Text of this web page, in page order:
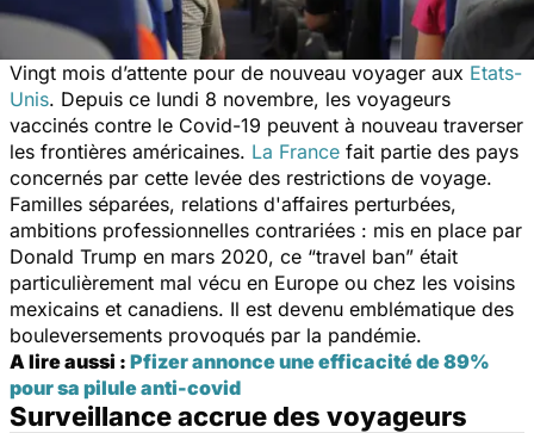
Vingt mois d’attente pour de nouveau voyager aux Etats-
Unis. Depuis ce lundi 8 novembre, les voyageurs
vaccinés contre le Covid-19 peuvent à nouveau traverser
les frontières américaines. La France fait partie des pays
concernés par cette levée des restrictions de voyage.
Familles séparées, relations d'affaires perturbées,
ambitions professionnelles contrariées : mis en place par
Donald Trump en mars 2020, ce “travel ban” était
particulièrement mal vécu en Europe ou chez les voisins
mexicains et canadiens. Il est devenu emblématique des
bouleversements provoqués par la pandémie.
A lire aussi : Pfizer annonce une efficacité de 89%
pour sa pilule anti-covid
Surveillance accrue des voyageurs